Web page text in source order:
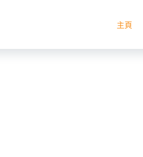
主頁